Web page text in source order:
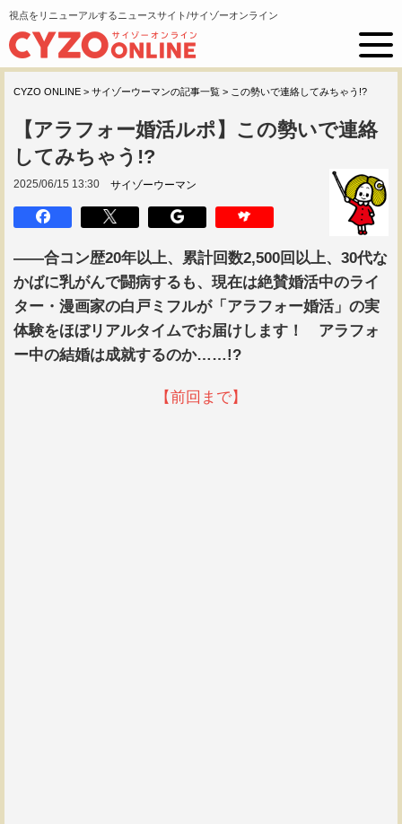
視点をリニューアルするニュースサイト/サイゾーオンライン
CYZO ONLINE > サイゾーウーマンの記事一覧 > この勢いで連絡してみちゃう!?
【アラフォー婚活ルポ】この勢いで連絡
してみちゃう!?
2025/06/15 13:30 サイゾーウーマン
――合コン歴20年以上、累計回数2,500回以上、30代な
かばに乳がんで闘病するも、現在は絶賛婚活中のライ
ター・漫画家の白戸ミフルが「アラフォー婚活」の実
体験をほぼリアルタイムでお届けします！ アラフォ
ー中の結婚は成就するのか……!?
【前回まで】